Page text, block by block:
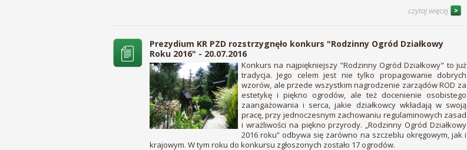
czytaj więcej
Prezydium KR PZD rozstrzygnęło konkurs "Rodzinny Ogród Działkowy
Roku 2016" - 20.07.2016
Konkurs na najpiękniejszy "Rodzinny Ogród Działkowy" to już
tradycja. Jego celem jest nie tylko propagowanie dobrych
wzorów, ale przede wszystkim nagrodzenie zarządów ROD za
estetykę i piękno ogrodów, ale też docenienie osobistego
zaangażowania i serca, jakie działkowcy wkładają w swoją
pracę, przy jednoczesnym zachowaniu regulaminowych zasad
i wrażliwości na piękno przyrody. „Rodzinny Ogród Działkowy
2016 roku” odbywa się zarówno na szczeblu okręgowym, jak i
krajowym. W tym roku do konkursu zgłoszonych zostało 17 ogrodów.